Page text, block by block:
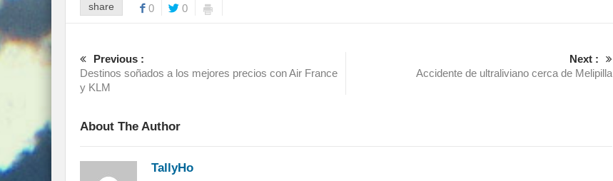
share 0 0
Previous :
Destinos soñados a los mejores precios con Air France
y KLM
Next :
Accidente de ultraliviano cerca de Melipilla
About The Author
TallyHo